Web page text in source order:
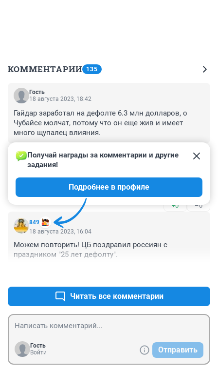
КОММЕНТАРИИ 135
Гость
18 августа 2023, 18:42
Гайдар заработал на дефолте 6.3 млн долларов, о
Чубайсе молчат, потому что он еще жив и имеет
много щупалец влияния.
–0
Гость
Надо просто полюбить свой народ.
+0 –0
849
Получай награды за комментарии и другие
задания!
Подробнее в профиле
18 августа 2023, 16:04
Можем повторить! ЦБ поздравил россиян с
праздником "25 лет дефолту".
Читать все комментарии
Гость
Войти
Отправить